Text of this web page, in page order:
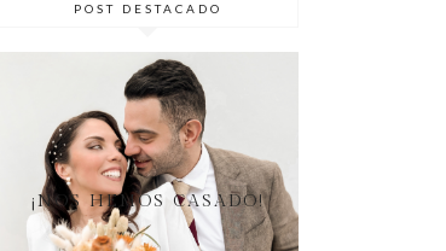
POST DESTACADO
¡NOS HEMOS CASADO!